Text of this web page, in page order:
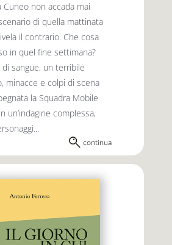
Cuneo non accada mai
di quella mattinata
il contrario. Che cosa
in quel fine settimana?
sangue, un terribile
minacce e colpi di scena
la Squadra Mobile
un’indagine complessa,
continua